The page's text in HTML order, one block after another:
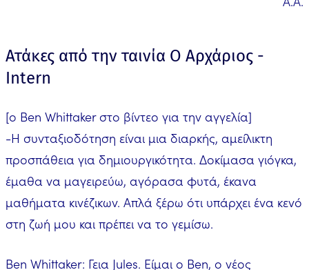
Ατάκες από την ταινία Ο Αρχάριος -
Intern
[ο Ben Whittaker στο βίντεο για την αγγελία]
-Η συνταξιοδότηση είναι μια διαρκής, αμείλικτη
προσπάθεια για δημιουργικότητα. Δοκίμασα γιόγκα,
έμαθα να μαγειρεύω, αγόρασα φυτά, έκανα
μαθήματα κινέζικων. Απλά ξέρω ότι υπάρχει ένα κενό
στη ζωή μου και πρέπει να το γεμίσω.
Ben Whittaker: Γεια Jules. Είμαι ο Ben, ο νέος